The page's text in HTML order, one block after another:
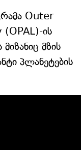
Outer
ის
მზის
პლანეტების